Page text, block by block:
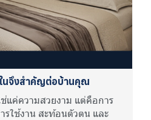
นจึงสำคัญต่อบ้านคุณ
แค่ความสวยงาม แต่คือการ
ใช้งาน สะท้อนตัวตน และ